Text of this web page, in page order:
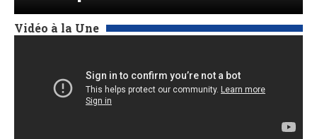
Vidéo à la Une